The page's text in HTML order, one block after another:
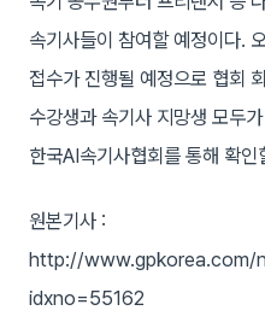
속기사들이 참여할 예정이다.
접수가 진행될 예정으로 협회
수강생과 속기사 지망생 모두
한국AI속기사협회를 통해 확인
원본기사 :
http://www.gpkorea.com/
idxno=55162